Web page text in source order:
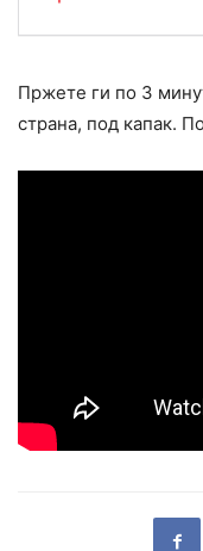
Пржете ги по 3
страна, под капак.